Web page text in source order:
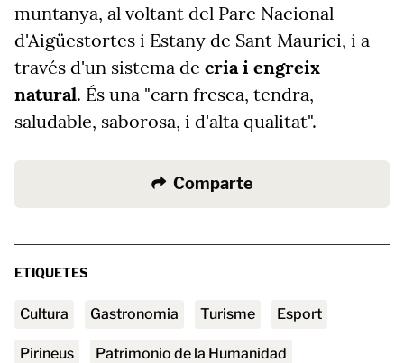
muntanya, al voltant del Parc Nacional
d'Aigüestortes i Estany de Sant Maurici, i a
través d'un sistema de cria i engreix
natural. És una "carn fresca, tendra,
saludable, saborosa, i d'alta qualitat".
Comparte
ETIQUETES
Cultura Gastronomia turisme esport
Pirineus Patrimonio de la Humanidad